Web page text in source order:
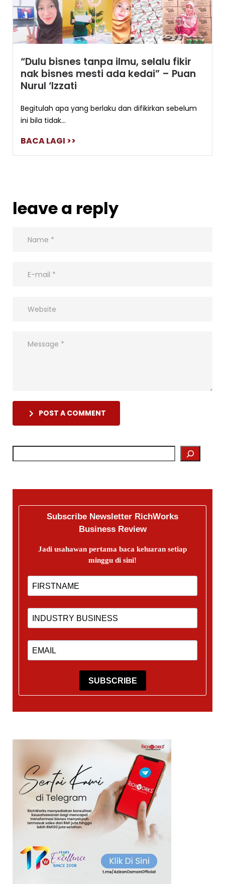
“Dulu bisnes tanpa ilmu, selalu fikir
nak bisnes mesti ada kedai” – Puan
Nurul ‘Izzati
Begitulah apa yang berlaku dan difikirkan sebelum
ini bila tidak...
BACA LAGI >>
leave a reply
POST A COMMENT
Subscribe Newsletter RichWorks
Business Review
Jadi usahawan pertama baca keluaran setiap
minggu di sini!
SUBSCRIBE